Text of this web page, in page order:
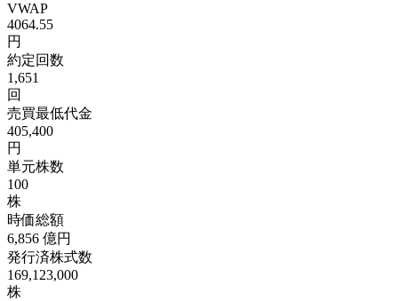
VWAP
4064.55
円
約定回数
1,651
回
売買最低代金
405,400
円
単元株数
100
株
時価総額
6,856 億円
発行済株式数
169,123,000
株